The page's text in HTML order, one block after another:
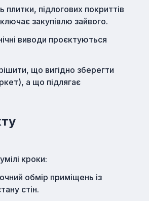
плитки, підлогових покриттів
закупівлю зайвого.
виводи проєктуються
що вигідно зберегти
а що підлягає
кроки:
обмір приміщень із
стін.